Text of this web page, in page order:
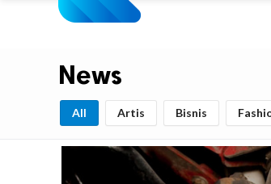
News
All Artis Bisnis